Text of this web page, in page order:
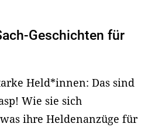
Geschichten für
Held*innen: Das sind
Wie sie sich
ihre Heldenanzüge für